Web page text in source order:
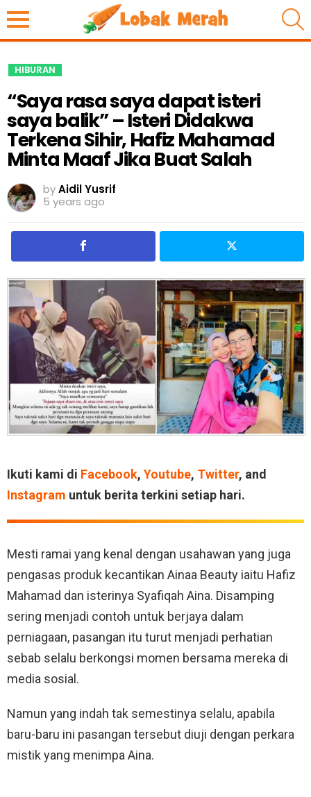
HIBURAN
“Saya rasa saya dapat isteri
saya balik” – Isteri Didakwa
Terkena Sihir, Hafiz Mahamad
Minta Maaf Jika Buat Salah
byAidil Yusrif
5 years ago
Ikuti kami di Facebook, Youtube, Twitter, and
Instagram untuk berita terkini setiap hari.
Mesti ramai yang kenal dengan usahawan yang juga
pengasas produk kecantikan Ainaa Beauty iaitu Hafiz
Mahamad dan isterinya Syafiqah Aina. Disamping
sering menjadi contoh untuk berjaya dalam
perniagaan, pasangan itu turut menjadi perhatian
sebab selalu berkongsi momen bersama mereka di
media sosial.
Namun yang indah tak semestinya selalu, apabila
baru-baru ini pasangan tersebut diuji dengan perkara
mistik yang menimpa Aina.